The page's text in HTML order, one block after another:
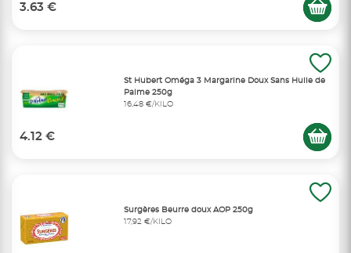
3.63 €
St Hubert Oméga 3 Margarine Doux Sans Huile de
Palme 250g
16,48 €/KILO
4.12 €
Surgères Beurre doux AOP 250g
17,92 €/KILO